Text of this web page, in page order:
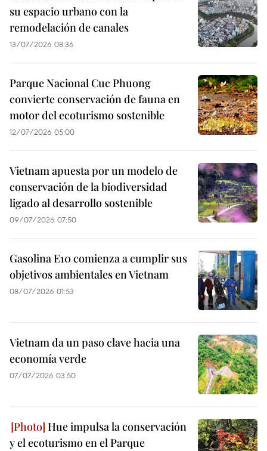
su espacio urbano con la
remodelación de canales
13/07/2026 08:36
Parque Nacional Cuc Phuong
convierte conservación de fauna en
motor del ecoturismo sostenible
12/07/2026 05:00
Vietnam apuesta por un modelo de
conservación de la biodiversidad
ligado al desarrollo sostenible
09/07/2026 07:50
Gasolina E10 comienza a cumplir sus
objetivos ambientales en Vietnam
08/07/2026 01:53
Vietnam da un paso clave hacia una
economía verde
07/07/2026 03:50
Hue impulsa la conservación
y el ecoturismo en el Parque